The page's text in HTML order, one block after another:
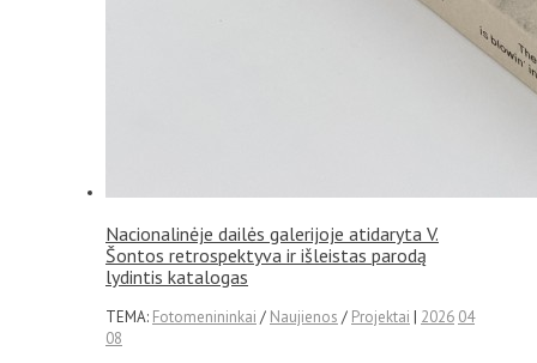
Nacionalinėje dailės galerijoje atidaryta V.
Šontos retrospektyva ir išleistas parodą
lydintis katalogas
TEMA: Fotomenininkai / Naujienos / Projektai | 2026 04
08